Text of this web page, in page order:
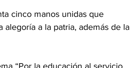
cinco manos unidas que
a la patria, además de la
“Por la educación al servicio